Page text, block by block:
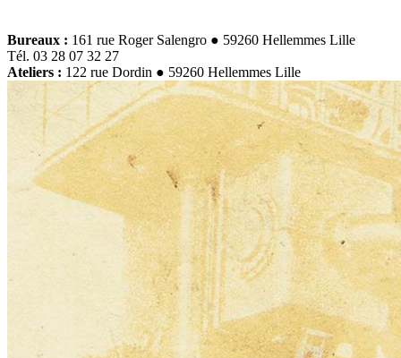
Bureaux : 161 rue Roger Salengro ● 59260 Hellemmes Lille
Tél. 03 28 07 32 27
Ateliers : 122 rue Dordin ● 59260 Hellemmes Lille